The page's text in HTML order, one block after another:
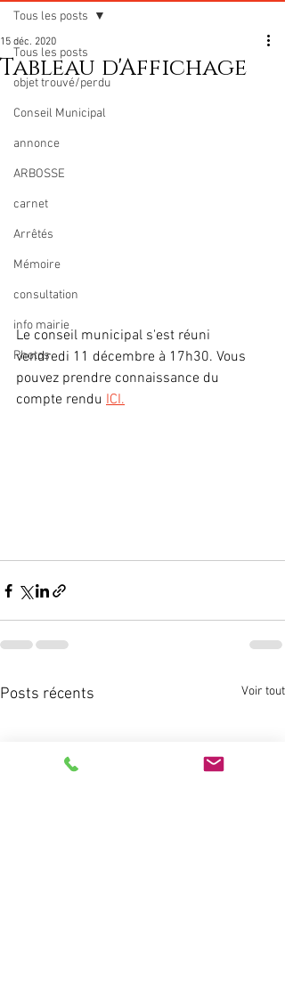
Tous les posts
objet trouvé/perdu
Conseil Municipal
annonce
ARBOSSE
carnet
Arrêtés
Mémoire
consultation
info mairie
Photos
Tous les posts
Tableau d'Affichage
15 déc. 2020
Le conseil municipal s'est réuni
vendredi 11 décembre à 17h30. Vous
pouvez prendre connaissance du
compte rendu ICI.
Posts récents Voir tout